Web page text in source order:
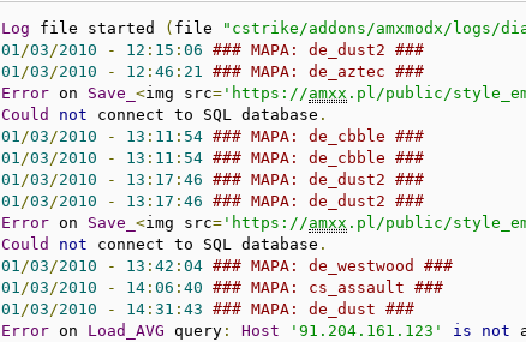
Log file started ( file "cstrike/addons/amxmodx/logs/
01/03/2010 - 12 : 15 :06
### MAPA: de_dust2 ###
01/03/2010 - 12 :46 : 21
### MAPA: de_aztec ###
Error on Save_<img src= 'https://amxx .pl/public/
Could not connect to SQL database .
01/03/2010 - 13 : 11 : 54 ### MAPA: de_cbble ###
01/03/2010 - 13 : 11 : 54 ### MAPA: de_cbble ###
01/03/2010 - 13 : 17 :46
### MAPA: de_dust2 ###
01/03/2010 - 13 : 17 :46
### MAPA: de_dust2 ###
Error on Save_<img src= 'https://amxx .pl/public/
Could not connect to SQL database .
01/03/2010 - 13 :42 :04 ### MAPA: de_westwood ###
01/03/2010 - 14 :06 :40
### MAPA: cs_assault ###
01/03/2010 - 14 :31 :43
### MAPA: de_dust ###
Error on Load_AVG query : Host '91.204.161.123' is not